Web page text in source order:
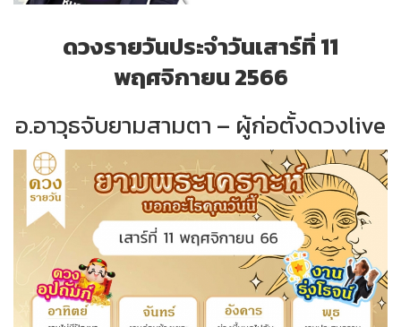
ดวงรายวันประจำวันเสาร์ที่ 11
พฤศจิกายน 2566
อ.อาวุธจับยามสามตา – ผู้ก่อตั้งดวงlive